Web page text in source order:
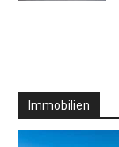
Immobilien